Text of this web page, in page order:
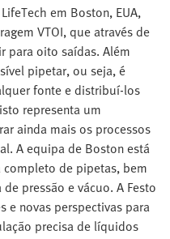
em Boston, EUA,
VTOI, que através de
para oito saídas. Além
pipetar, ou seja, é
fonte e distribuí-los
representa um
ainda mais os processos
A equipa de Boston está
de pipetas, bem
pressão e vácuo. A Festo
e novas perspectivas para
precisa de líquidos